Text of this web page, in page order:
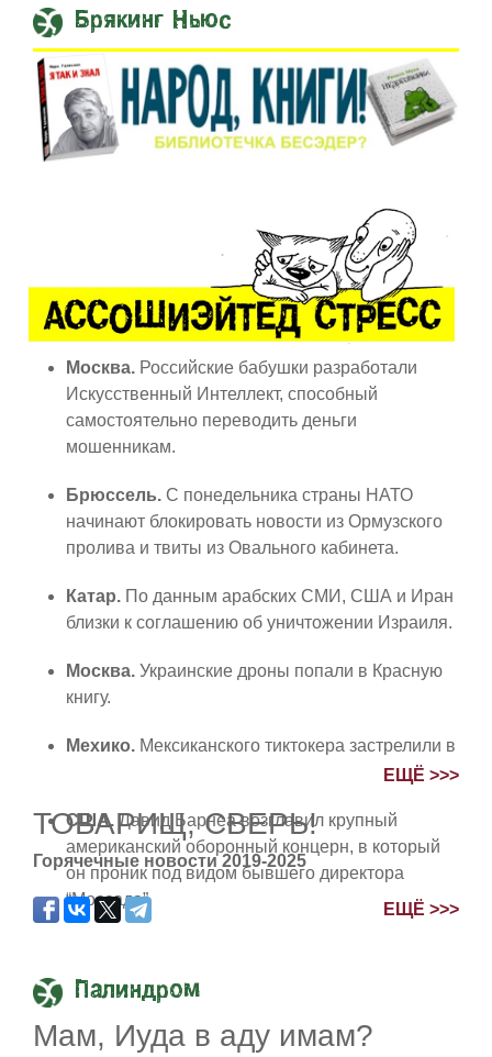
Брякинг Ньюс
Встреча Нетаниягу и Трампа
Москва. Российские бабушки разработали
Искусственный Интеллект, способный
самостоятельно переводить деньги
мошенникам.
Брюссель. С понедельника страны НАТО
начинают блокировать новости из Ормузского
пролива и твиты из Овального кабинета.
Катар. По данным арабских СМИ, США и Иран
близки к соглашению об уничтожении Израиля.
Москва. Украинские дроны попали в Красную
книгу.
Мехико. Мексиканского тиктокера застрелили в
прямом эфире, о чем он успел выложить reels.
США. Давид Барнеа возглавил крупный
американский оборонный концерн, в который
он проник под видом бывшего директора
“Моссада”.
ЕЩЁ >>>
ТОВАРИЩ, СВЕРЬ!
Горячечные новости 2019-2025
ЕЩЁ >>>
Палиндром
Мам, Иуда в аду имам?